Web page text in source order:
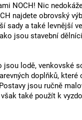
NOCH! Nic
najdete obrovský
sady a také levnější
jsou stavební
lodě, venkovské
doplňků,
jsou ručně
také použít k